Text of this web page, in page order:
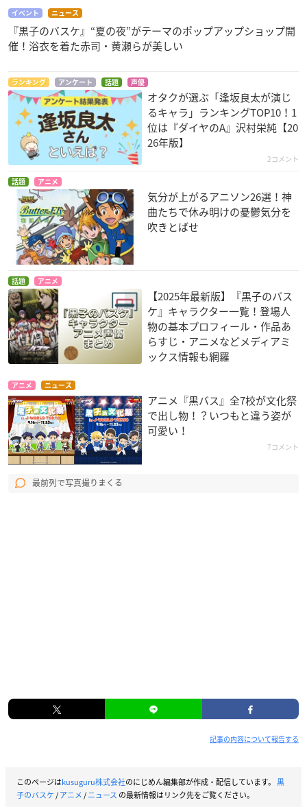
イベント ニュース
『黒子のバスケ』“夏の夜”がテーマのポップアップショップ開
催！浴衣を着た赤司・黄瀬らが美しい
ランキング アンケート 話題 声優
オタクが選ぶ「逢坂良太が演じ
るキャラ」ランキングTOP10！1
位は『ダイヤのA』沢村栄純【20
26年版】
2コメント
話題 アニメ
気分が上がるアニソン26選！神
曲たちで休み明けの憂鬱気分を
吹きとばせ
話題 アニメ
【2025年最新版】『黒子のバス
ケ』キャラクター一覧！登場人
物の基本プロフィール・作品あ
らすじ・アニメなどメディアミ
ックス情報も網羅
アニメ ニュース
アニメ『黒バス』全7校が文化祭
で出し物！？いつもと違う姿が
可愛い！
7コメント
最前列で写真撮りまくる
記事の内容について報告する
このページはkusuguru株式会社のにじめん編集部が作成・配信しています。 黒
子のバスケ/アニメ/ニュース の最新情報はリンク先をご覧ください。